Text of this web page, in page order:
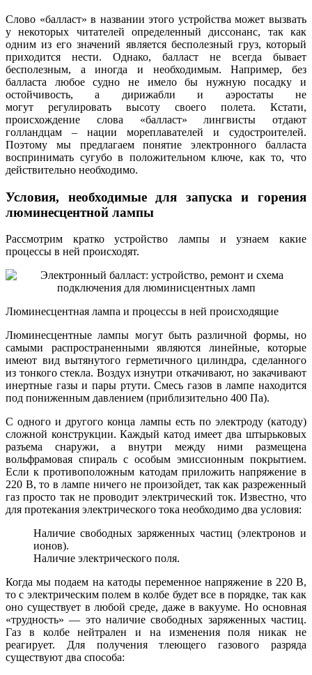
Слово «балласт» в названии этого устройства может вызвать
у некоторых читателей определенный диссонанс, так как
одним из его значений является бесполезный груз, который
приходится нести. Однако, балласт не всегда бывает
бесполезным, а иногда и необходимым. Например, без
балласта любое судно не имело бы нужную посадку и
остойчивость, а дирижабли и аэростаты не
могут регулировать высоту своего полета. Кстати,
происхождение слова «балласт» лингвисты отдают
голландцам – нации мореплавателей и судостроителей.
Поэтому мы предлагаем понятие электронного балласта
воспринимать сугубо в положительном ключе, как то, что
действительно необходимо.
Условия, необходимые для запуска и горения
люминесцентной лампы
Рассмотрим кратко устройство лампы и узнаем какие
процессы в ней происходят.
Люминесцентная лампа и процессы в ней происходящие
Люминесцентные лампы могут быть различной формы, но
самыми распространенными являются линейные, которые
имеют вид вытянутого герметичного цилиндра, сделанного
из тонкого стекла. Воздух изнутри откачивают, но закачивают
инертные газы и пары ртути. Смесь газов в лампе находится
под пониженным давлением (приблизительно 400 Па).
С одного и другого конца лампы есть по электроду (катоду)
сложной конструкции. Каждый катод имеет два штырьковых
разъема снаружи, а внутри между ними размещена
вольфрамовая спираль с особым эмиссионным покрытием.
Если к противоположным катодам приложить напряжение в
220 В, то в лампе ничего не произойдет, так как разреженный
газ просто так не проводит электрический ток. Известно, что
для протекания электрического тока необходимо два условия:
Наличие свободных заряженных частиц (электронов и
ионов).
Наличие электрического поля.
Когда мы подаем на катоды переменное напряжение в 220 В,
то с электрическим полем в колбе будет все в порядке, так как
оно существует в любой среде, даже в вакууме. Но основная
«трудность» — это наличие свободных заряженных частиц.
Газ в колбе нейтрален и на изменения поля никак не
реагирует. Для получения тлеющего газового разряда
существуют два способа: